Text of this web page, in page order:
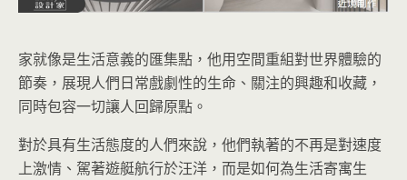
家就像是生活意義的匯集點，他用空間重組對世界體驗的
節奏，展現人們日常戲劇性的生命、關注的興趣和收藏，
同時包容一切讓人回歸原點。
對於具有生活態度的人們來說，他們執著的不再是對速度
上激情、駕著遊艇航行於汪洋，而是如何為生活寄寓生